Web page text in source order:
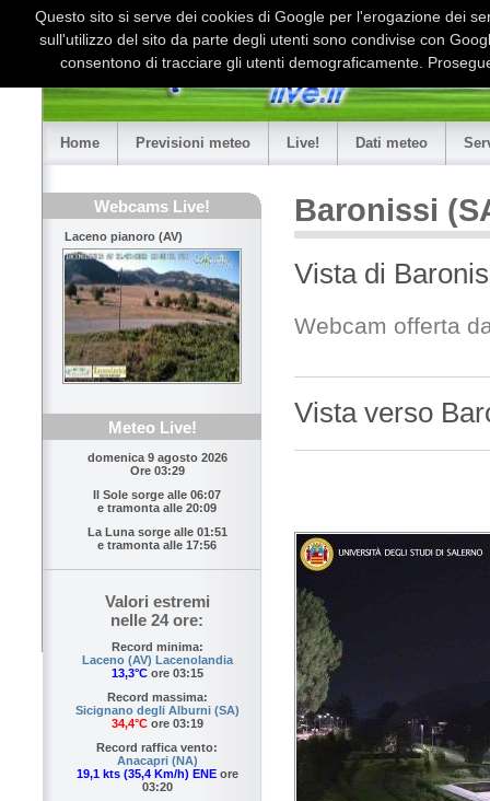
Home Previsioni meteo Live! Dati meteo
Webcams Live!
Laceno pianoro (AV)
Meteo Live!
domenica 9 agosto 2026
Ore 03:29
Il Sole sorge alle 06:07
e tramonta alle 20:09
La Luna sorge alle 01:51
e tramonta alle 17:56
Valori estremi
nelle 24 ore:
Record minima:
Laceno (AV) Lacenolandia
13,3°Core 03:15
Record massima:
Sicignano degli Alburni (SA)
34,4°Core 03:19
Record raffica vento:
Anacapri (NA)
19,1 kts (35,4 Km/h) ENEore
03:20
Baronissi
Vista di
Webcam offerta
Vista verso
Questo sito si serve dei cookies di Google per l'erogazione dei
sull'utilizzo del sito da parte degli utenti sono condivise con
consentono di tracciare gli utenti demograficamente.